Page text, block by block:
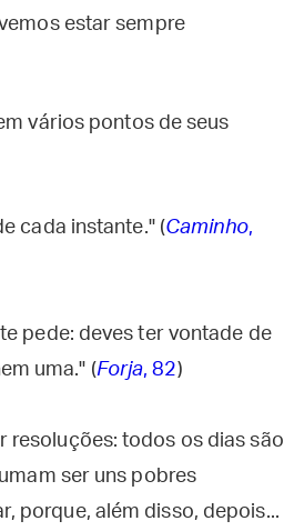
estar sempre
vários pontos de seus
cada instante." (Caminho,
pede: deves ter vontade de
uma." (Forja, 82)
resoluções: todos os dias são
ser uns pobres
porque, além disso, depois...